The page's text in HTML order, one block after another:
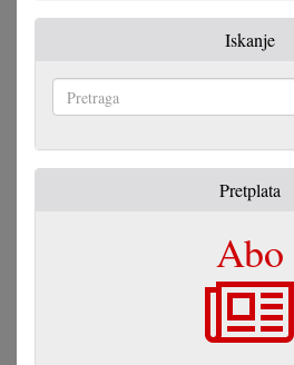
Iskanje
Pretplata
Abo